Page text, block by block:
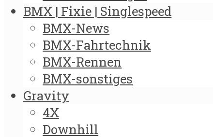
BMX | Fixie | Singlespeed
BMX-News
BMX-Fahrtechnik
BMX-Rennen
BMX-sonstiges
Gravity
4X
Downhill